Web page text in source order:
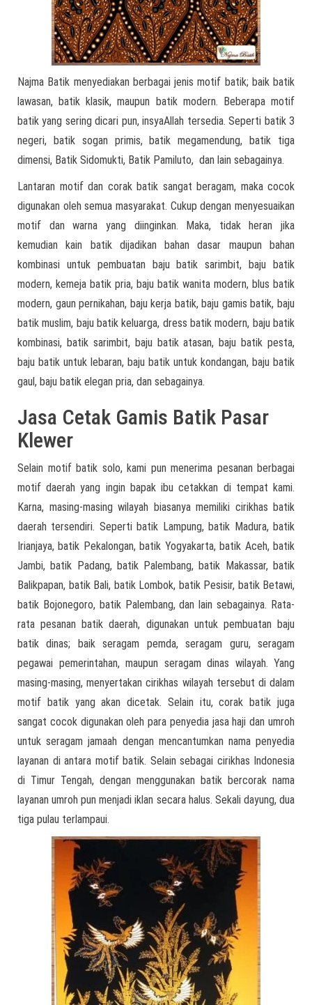
Najma Batik menyediakan berbagai jenis motif batik; baik batik
lawasan, batik klasik, maupun batik modern. Beberapa motif
batik yang sering dicari pun, insyaAllah tersedia. Seperti batik 3
negeri, batik sogan primis, batik megamendung, batik tiga
dimensi, Batik Sidomukti, Batik Pamiluto, dan lain sebagainya.
Lantaran motif dan corak batik sangat beragam, maka cocok
digunakan oleh semua masyarakat. Cukup dengan menyesuaikan
motif dan warna yang diinginkan. Maka, tidak heran jika
kemudian kain batik dijadikan bahan dasar maupun bahan
kombinasi untuk pembuatan baju batik sarimbit, baju batik
modern, kemeja batik pria, baju batik wanita modern, blus batik
modern, gaun pernikahan, baju kerja batik, baju gamis batik, baju
batik muslim, baju batik keluarga, dress batik modern, baju batik
kombinasi, batik sarimbit, baju batik atasan, baju batik pesta,
baju batik untuk lebaran, baju batik untuk kondangan, baju batik
gaul, baju batik elegan pria, dan sebagainya.
Jasa Cetak Gamis Batik Pasar
Klewer
Selain motif batik solo, kami pun menerima pesanan berbagai
motif daerah yang ingin bapak ibu cetakkan di tempat kami.
Karna, masing-masing wilayah biasanya memiliki cirikhas batik
daerah tersendiri. Seperti batik Lampung, batik Madura, batik
Irianjaya, batik Pekalongan, batik Yogyakarta, batik Aceh, batik
Jambi, batik Padang, batik Palembang, batik Makassar, batik
Balikpapan, batik Bali, batik Lombok, batik Pesisir, batik Betawi,
batik Bojonegoro, batik Palembang, dan lain sebagainya. Rata-
rata pesanan batik daerah, digunakan untuk pembuatan baju
batik dinas; baik seragam pemda, seragam guru, seragam
pegawai pemerintahan, maupun seragam dinas wilayah. Yang
masing-masing, menyertakan cirikhas wilayah tersebut di dalam
motif batik yang akan dicetak. Selain itu, corak batik juga
sangat cocok digunakan oleh para penyedia jasa haji dan umroh
untuk seragam jamaah dengan mencantumkan nama penyedia
layanan di antara motif batik. Selain sebagai cirikhas Indonesia
di Timur Tengah, dengan menggunakan batik bercorak nama
layanan umroh pun menjadi iklan secara halus. Sekali dayung, dua
tiga pulau terlampaui.